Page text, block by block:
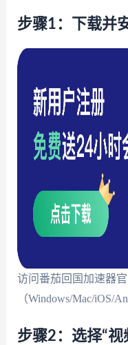
步骤1：下载并
访问番茄回国加速器
（Windows/Mac/iOS/
步骤2：选择“